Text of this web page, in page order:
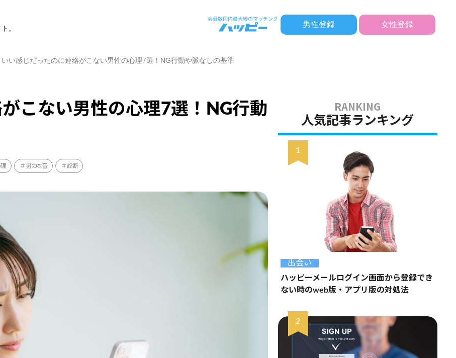
。
男性登録 女性登録
いい感じだったのに連絡がこない男性の心理7選！NG行動や脈なしの基準
こない男性の心理7選！NG行動
男の本音 診断
人気記事ランキング
出会い
ハッピーメールログイン画面から登録でき
ない時のweb版・アプリ版の対処法